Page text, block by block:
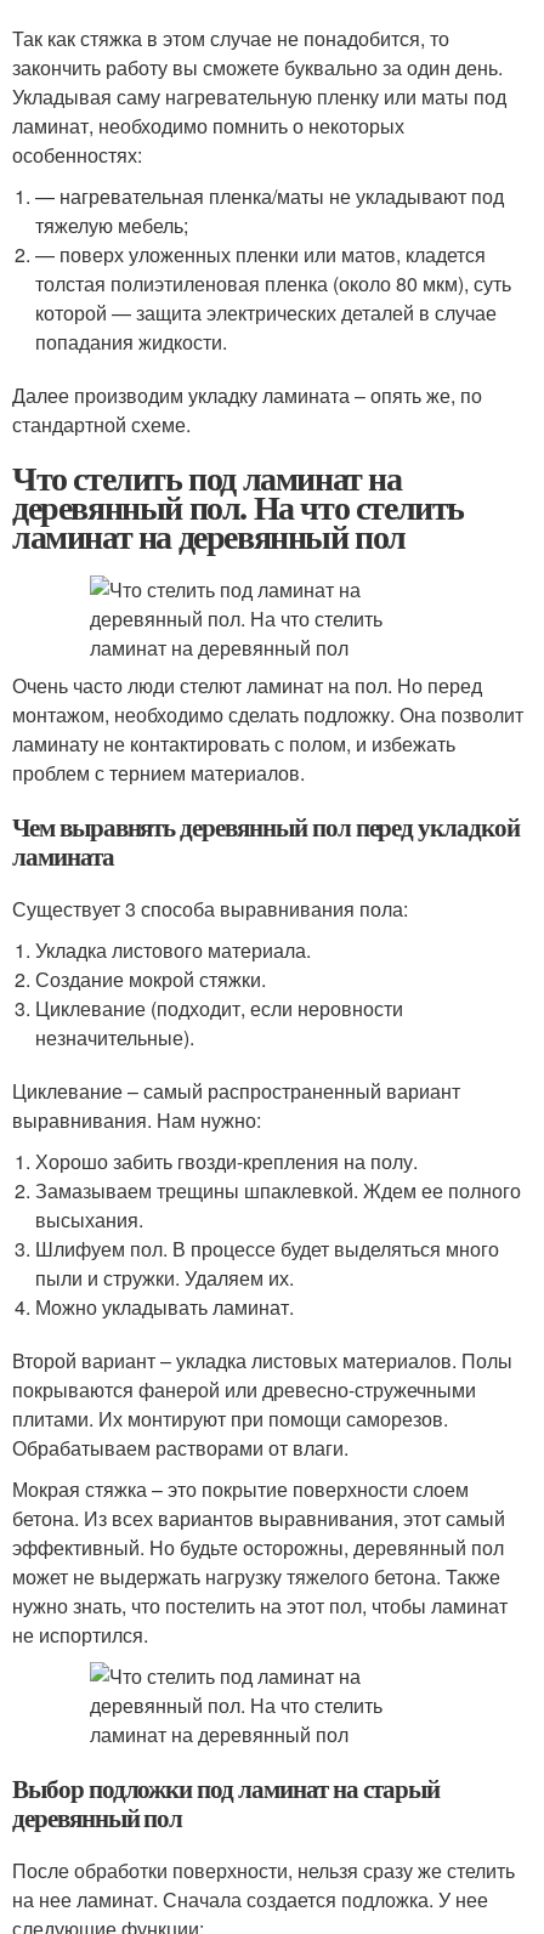
Так как стяжка в этом случае не понадобится, то
закончить работу вы сможете буквально за один день.
Укладывая саму нагревательную пленку или маты под
ламинат, необходимо помнить о некоторых
особенностях:
— нагревательная пленка/маты не укладывают под
тяжелую мебель;
— поверх уложенных пленки или матов, кладется
толстая полиэтиленовая пленка (около 80 мкм), суть
которой — защита электрических деталей в случае
попадания жидкости.
Далее производим укладку ламината – опять же, по
стандартной схеме.
Что стелить под ламинат на
деревянный пол. На что стелить
ламинат на деревянный пол
Очень часто люди стелют ламинат на пол. Но перед
монтажом, необходимо сделать подложку. Она позволит
ламинату не контактировать с полом, и избежать
проблем с тернием материалов.
Чем выравнять деревянный пол перед укладкой
ламината
Существует 3 способа выравнивания пола:
Укладка листового материала.
Создание мокрой стяжки.
Циклевание (подходит, если неровности
незначительные).
Циклевание – самый распространенный вариант
выравнивания. Нам нужно:
Хорошо забить гвозди-крепления на полу.
Замазываем трещины шпаклевкой. Ждем ее полного
высыхания.
Шлифуем пол. В процессе будет выделяться много
пыли и стружки. Удаляем их.
Можно укладывать ламинат.
Второй вариант – укладка листовых материалов. Полы
покрываются фанерой или древесно-стружечными
плитами. Их монтируют при помощи саморезов.
Обрабатываем растворами от влаги.
Мокрая стяжка – это покрытие поверхности слоем
бетона. Из всех вариантов выравнивания, этот самый
эффективный. Но будьте осторожны, деревянный пол
может не выдержать нагрузку тяжелого бетона. Также
нужно знать, что постелить на этот пол, чтобы ламинат
не испортился.
Выбор подложки под ламинат на старый
деревянный пол
После обработки поверхности, нельзя сразу же стелить
на нее ламинат. Сначала создается подложка. У нее